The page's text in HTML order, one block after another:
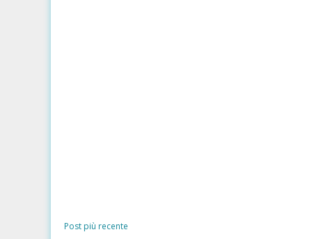
Post più recente